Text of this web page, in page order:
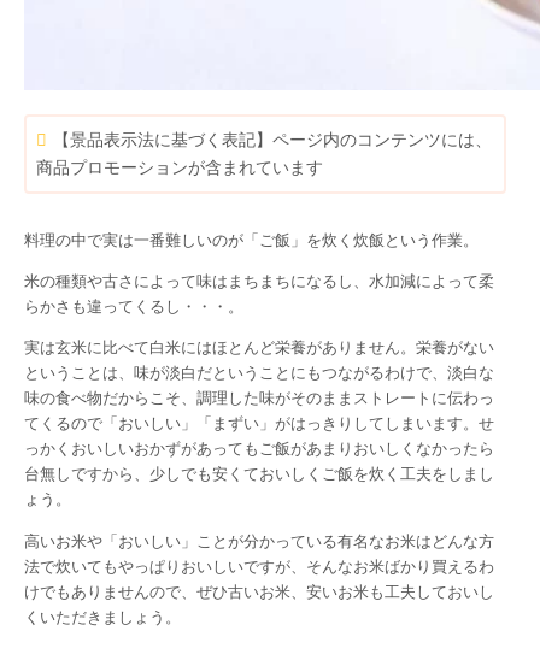
【景品表示法に基づく表記】ページ内のコンテンツには、
商品プロモーションが含まれています
料理の中で実は一番難しいのが「ご飯」を炊く炊飯という作業。
米の種類や古さによって味はまちまちになるし、水加減によって柔
らかさも違ってくるし・・・。
実は玄米に比べて白米にはほとんど栄養がありません。栄養がない
ということは、味が淡白だということにもつながるわけで、淡白な
味の食べ物だからこそ、調理した味がそのままストレートに伝わっ
てくるので「おいしい」「まずい」がはっきりしてしまいます。せ
っかくおいしいおかずがあってもご飯があまりおいしくなかったら
台無しですから、少しでも安くておいしくご飯を炊く工夫をしまし
ょう。
高いお米や「おいしい」ことが分かっている有名なお米はどんな方
法で炊いてもやっぱりおいしいですが、そんなお米ばかり買えるわ
けでもありませんので、ぜひ古いお米、安いお米も工夫しておいし
くいただきましょう。